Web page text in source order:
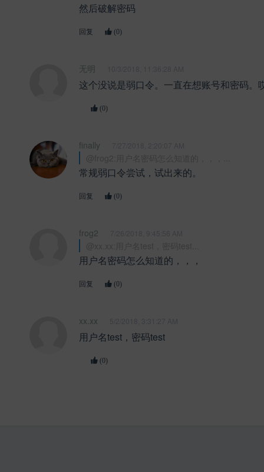
然后破解密码
回复 (0)
无明
这个没说是弱口令。一直在想账号和密码。
(0)
finally
常规弱口令尝试，试出来的。
回复 (0)
frog2
用户名密码怎么知道的，，，
回复 (0)
xx.xx
用户名test，密码test
(0)